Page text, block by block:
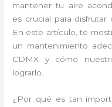
mantener tu aire
es crucial para
En este artículo, te
un mantenimiento
CDMX y cómo
lograrlo.
¿Por qué es tan